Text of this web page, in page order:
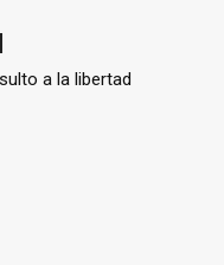
a la libertad